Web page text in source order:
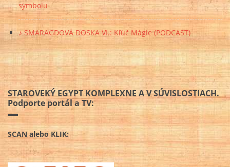
symbolu
♪ SMARAGDOVÁ DOSKA VI.: Kľúč Mágie (PODCAST)
STAROVEKÝ EGYPT KOMPLEXNE A V SÚVISLOSTIACH.
Podporte portál a TV:
SCAN alebo KLIK: